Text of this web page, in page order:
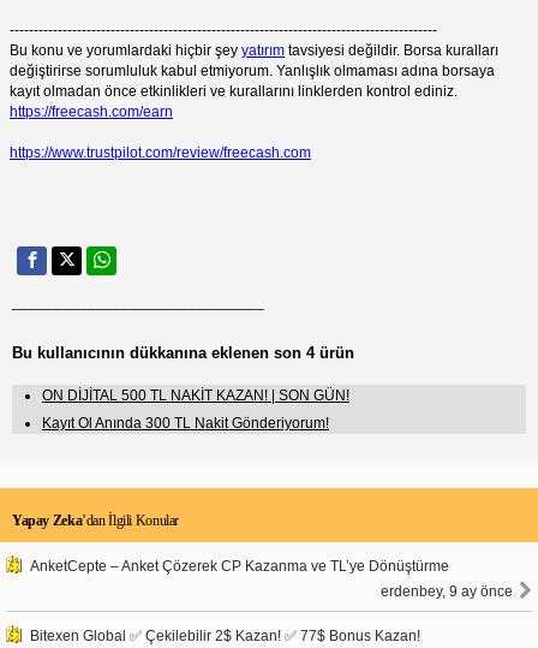
-----------------------------------------------------------------------------------------
Bu konu ve yorumlardaki hiçbir şey yatırım tavsiyesi değildir. Borsa kuralları
değiştirirse sorumluluk kabul etmiyorum. Yanlışlık olmaması adına borsaya
kayıt olmadan önce etkinlikleri ve kurallarını linklerden kontrol ediniz.
https://freecash.com/earn
https://www.trustpilot.com/review/freecash.com
Bu kullanıcının dükkanına eklenen son 4 ürün
ON DİJİTAL 500 TL NAKİT KAZAN! | SON GÜN!
Kayıt Ol Anında 300 TL Nakit Gönderiyorum!
Yapay Zeka’dan İlgili Konular
AnketCepte – Anket Çözerek CP Kazanma ve TL’ye Dönüştürme
erdenbey, 9 ay önce
Bitexen Global ✅ Çekilebilir 2$ Kazan! ✅ 77$ Bonus Kazan!